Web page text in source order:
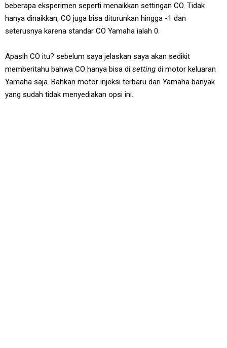
beberapa eksperimen seperti menaikkan settingan CO. Tidak
hanya dinaikkan, CO juga bisa diturunkan hingga -1 dan
seterusnya karena standar CO Yamaha ialah 0.
Apasih CO itu? sebelum saya jelaskan saya akan sedikit
memberitahu bahwa CO hanya bisa di setting di motor keluaran
Yamaha saja. Bahkan motor injeksi terbaru dari Yamaha banyak
yang sudah tidak menyediakan opsi ini.